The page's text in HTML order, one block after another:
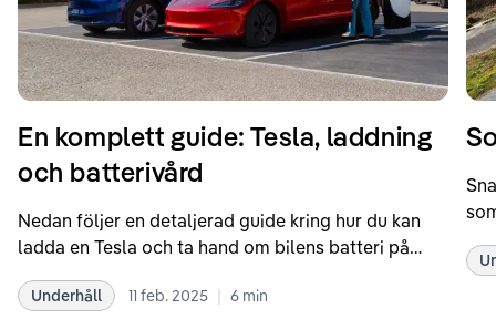
En komplett guide: Tesla, laddning
och batterivård
Nedan följer en detaljerad guide kring hur du kan
ladda en Tesla och ta hand om bilens batteri på
rekommendationer samt våra egna erfarenheter
Underhåll 11 feb. 2025 | 6 min